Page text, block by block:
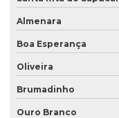
Almenara
Boa Esperança
Oliveira
Brumadinho
Ouro Branco